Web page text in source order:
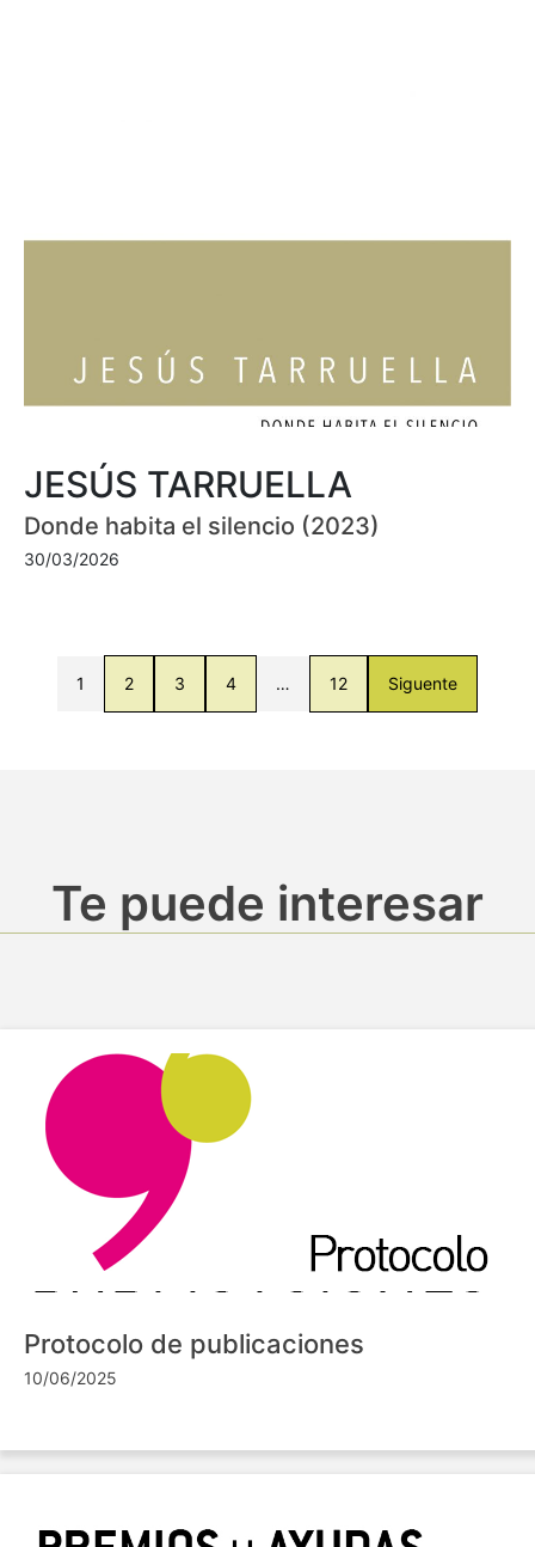
JESÚS TARRUELLA
Donde habita el silencio (2023)
30/03/2026
1 2 3 4 … 12 Siguente
Te puede interesar
Protocolo de publicaciones
10/06/2025